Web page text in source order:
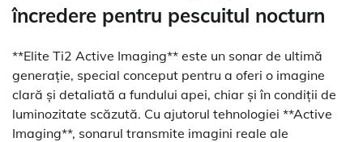
încredere pentru pescuitul nocturn
**Elite Ti2 Active Imaging** este un sonar de ultimă
generație, special conceput pentru a oferi o imagine
clară și detaliată a fundului apei, chiar și în condiții de
luminozitate scăzută. Cu ajutorul tehnologiei **Active
Imaging**, sonarul transmite imagini reale ale